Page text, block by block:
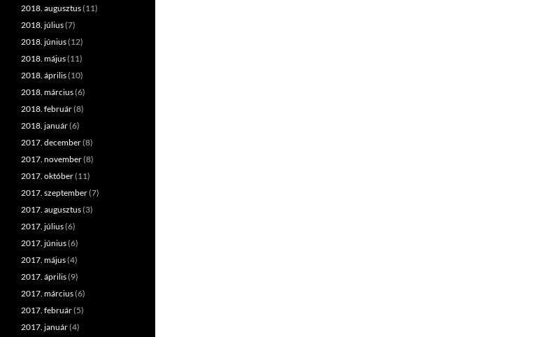
2018. augusztus(11)
2018. július(7)
2018. június(12)
2018. május(11)
2018. április(10)
2018. március(6)
2018. február(8)
2018. január(6)
2017. december(8)
2017. november(8)
2017. október(11)
2017. szeptember(7)
2017. augusztus(3)
2017. július(6)
2017. június(6)
2017. május(4)
2017. április(9)
2017. március(6)
2017. február(5)
2017. január(4)